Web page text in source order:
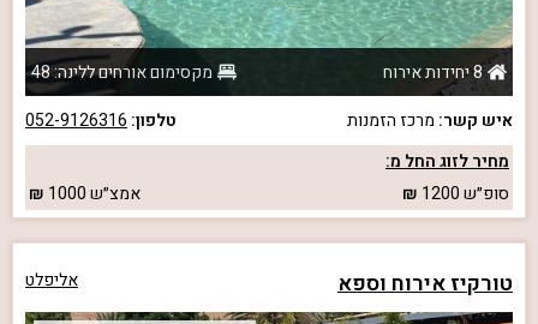
8 יחידות אירוח
מקסימום אורחים ללינה: 48
איש קשר: מרכז הזמנות טלפון: 052-9126316
מחיר לזוג החל מ:
סופ״ש1200 אמצ״ש1000
טורקיז אירוח וספא אליפלט